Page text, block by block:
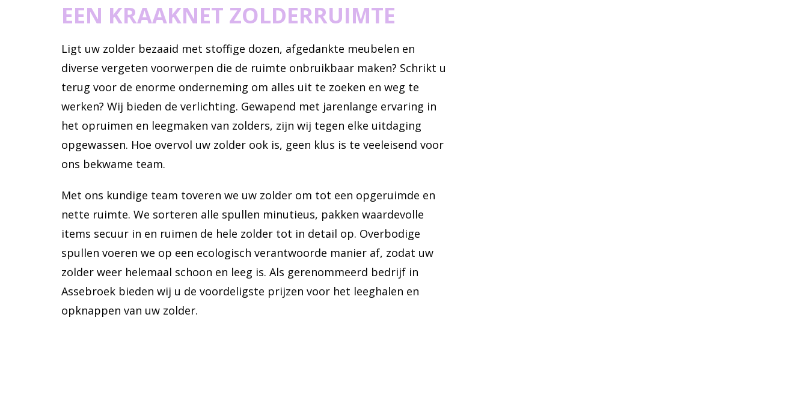
EEN KRAAKNET ZOLDERRUIMTE
Ligt uw zolder bezaaid met stoffige dozen, afgedankte meubelen en
diverse vergeten voorwerpen die de ruimte onbruikbaar maken? Schrikt u
terug voor de enorme onderneming om alles uit te zoeken en weg te
werken? Wij bieden de verlichting. Gewapend met jarenlange ervaring in
het opruimen en leegmaken van zolders, zijn wij tegen elke uitdaging
opgewassen. Hoe overvol uw zolder ook is, geen klus is te veeleisend voor
ons bekwame team.
Met ons kundige team toveren we uw zolder om tot een opgeruimde en
nette ruimte. We sorteren alle spullen minutieus, pakken waardevolle
items secuur in en ruimen de hele zolder tot in detail op. Overbodige
spullen voeren we op een ecologisch verantwoorde manier af, zodat uw
zolder weer helemaal schoon en leeg is. Als gerenommeerd bedrijf in
Assebroek bieden wij u de voordeligste prijzen voor het leeghalen en
opknappen van uw zolder.